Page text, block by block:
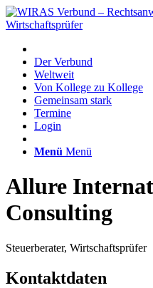
Der Verbund
Weltweit
Von Kollege zu Kollege
Gemeinsam stark
Termine
Login
Menü Menü
Allure
Consulting
Steuerberater, Wirtschaftsprüfer
Kontaktdaten